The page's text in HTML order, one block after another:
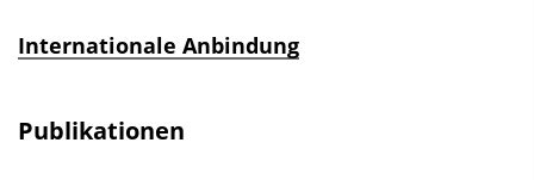
Internationale Anbindung
Publikationen